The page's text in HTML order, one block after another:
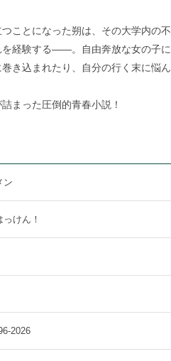
ことになった朔は、その大学内の不
を経験する――。自由奔放な女の子に
き込まれたり、自分の行く末に悩ん
まった圧倒的青春小説！
ン
けん！
2026